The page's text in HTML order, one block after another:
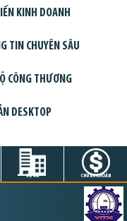
KINH DOANH
TIN CHUYÊN SÂU
CÔNG THƯƠNG
DESKTOP
DỰ ÁN CHỨNG KHOÁN